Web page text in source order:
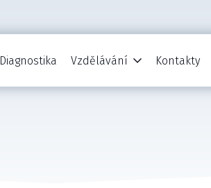
Diagnostika Vzdělávání Kontakty